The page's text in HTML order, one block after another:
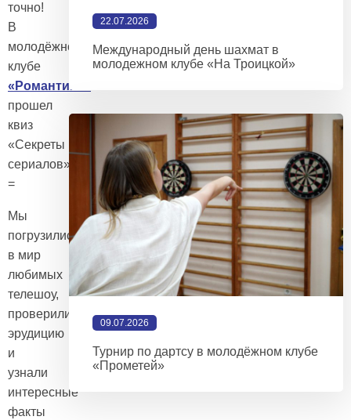
точно!
В
молодёжном
клубе
«Романтики»
прошел
квиз
«Секреты
сериалов»
=
Мы
погрузились
в мир
любимых
телешоу,
проверили
эрудицию
и
узнали
интересные
факты
22.07.2026
Международный день шахмат в
молодежном клубе «На Троицкой»
09.07.2026
Турнир по дартсу в молодёжном клубе
«Прометей»